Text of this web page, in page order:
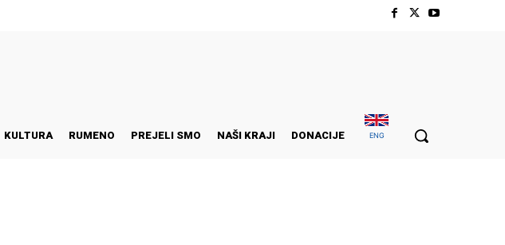
KULTURA RUMENO PREJELI SMO NAŠI KRAJI DONACIJE ENG